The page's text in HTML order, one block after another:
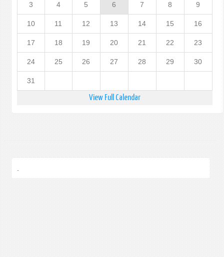
3 4 5 6 7 8 9
10 11 12 13 14 15 16
17 18 19 20 21 22 23
24 25 26 27 28 29 30
31
View Full Calendar